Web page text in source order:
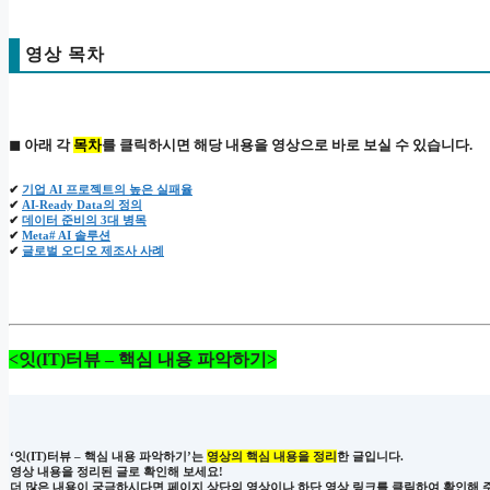
영상 목차
◼ 아래 각 목차를 클릭하시면 해당 내용을 영상으로 바로 보실 수 있습니다.
✔ 기업 AI 프로젝트의 높은 실패율
✔ AI-Ready Data의 정의
✔ 데이터 준비의 3대 병목
✔ Meta# AI 솔루션
✔ 글로벌 오디오 제조사 사례
<잇(IT)터뷰 – 핵심 내용 파악하기>
‘잇(IT)터뷰 – 핵심 내용 파악하기’는 영상의 핵심 내용을 정리한 글입니다.
영상 내용을 정리된 글로 확인해 보세요!
더 많은 내용이 궁금하시다면 페이지 상단의 영상이나 하단 영상 링크를 클릭하여 확인해